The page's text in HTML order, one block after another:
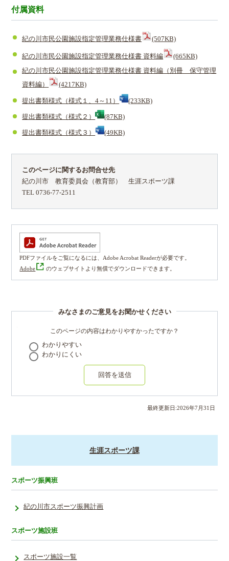
付属資料
紀の川市民公園施設指定管理業務仕様書 (507KB)
紀の川市民公園施設指定管理業務仕様書 資料編 (665KB)
紀の川市民公園施設指定管理業務仕様書 資料編（別冊 保守管理
資料編）
(4217KB)
提出書類様式（様式１、4～11） (233KB)
提出書類様式（様式２） (87KB)
提出書類様式（様式３） (49KB)
このページに関するお問合せ先
紀の川市 教育委員会（教育部） 生涯スポーツ課
TEL 0736-77-2511
PDFファイルをご覧になるには、Adobe Acrobat Readerが必要です。
Adobe
のウェブサイトより無償でダウンロードできます。
みなさまのご意見をお聞かせください
このページの内容はわかりやすかったですか？
わかりやすい
わかりにくい
回答を送信
最終更新日:2026年7月 31 日
生涯スポーツ課
スポーツ振興班
紀の川市スポーツ振興計画
スポーツ施設班
スポーツ施設一覧